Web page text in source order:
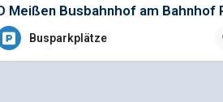
Meißen Busbahnhof am Bahnhof
Gebüh
Busparkplätze